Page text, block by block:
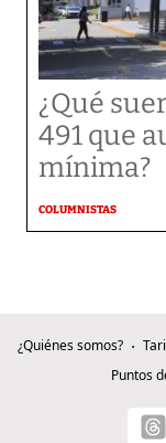
¿Qué
491 que
mínima?
COLUMNISTAS
¿Quiénes somos?
Puntos